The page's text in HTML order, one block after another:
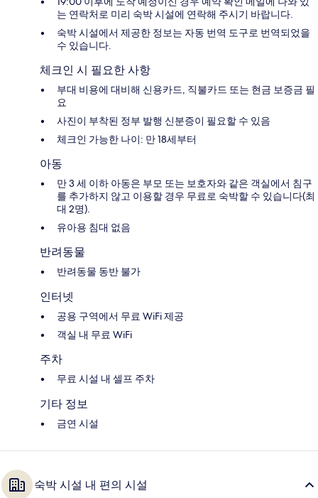
는 연락처로 미리 숙박 시설에 연락해 주시기 바랍니다.
숙박 시설에서 제공한 정보는 자동 번역 도구로 번역되었을
수 있습니다.
체크인 시 필요한 사항
부대 비용에 대비해 신용카드, 직불카드 또는 현금 보증금 필
요
사진이 부착된 정부 발행 신분증이 필요할 수 있음
체크인 가능한 나이: 만 18세부터
아동
만 3 세 이하 아동은 부모 또는 보호자와 같은 객실에서 침구
를 추가하지 않고 이용할 경우 무료로 숙박할 수 있습니다(최
대 2명).
유아용 침대 없음
반려동물
반려동물 동반 불가
인터넷
공용 구역에서 무료 WiFi 제공
객실 내 무료 WiFi
주차
무료 시설 내 셀프 주차
기타 정보
금연 시설
숙박 시설 내 편의 시설